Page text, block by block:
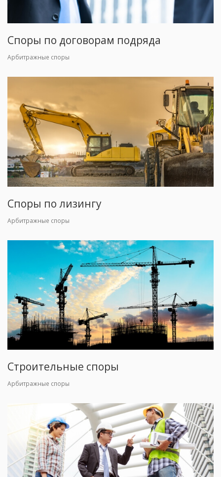
Споры по договорам подряда
Арбитражные споры
Споры по лизингу
Арбитражные споры
Строительные споры
Арбитражные споры